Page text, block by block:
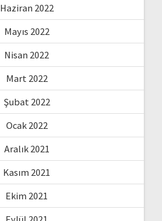
Haziran 2022
Mayıs 2022
Nisan 2022
Mart 2022
Şubat 2022
Ocak 2022
Aralık 2021
Kasım 2021
Ekim 2021